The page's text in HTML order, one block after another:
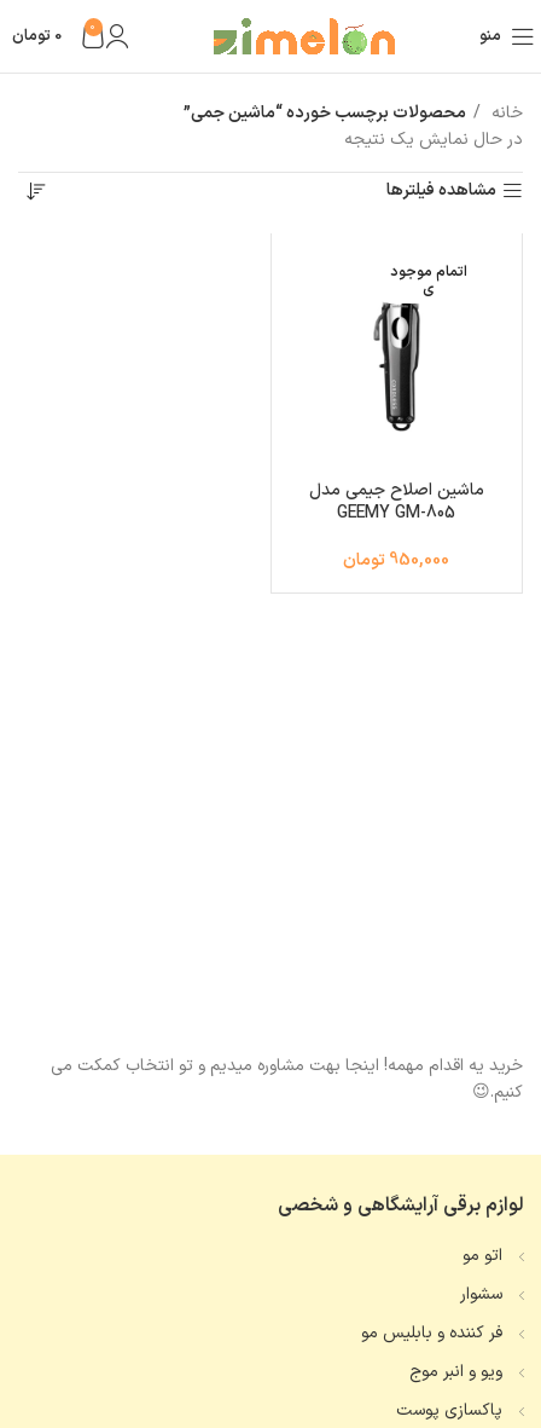
منو 0
0 تومان
خانه
محصولات برچسب خورده “ماشین جمی”
در حال نمایش یک نتیجه
مشاهده فیلترها
اتمام موجود
ی
ماشین اصلاح جیمی مدل
GEEMY GM-805
950,000 تومان
خرید یه اقدام مهمه! اینجا بهت مشاوره میدیم و تو انتخاب کمکت می
کنیم.😉
لوازم برقی آرایشگاهی و شخصی
اتو مو
سشوار
فر کننده و بابلیس مو
ویو و انبر موج
پاکسازی پوست